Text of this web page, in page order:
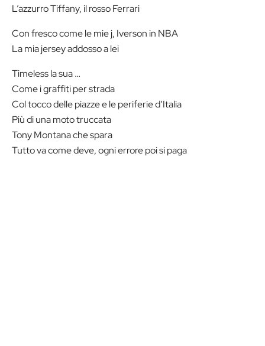
L’azzurro Tiffany, il rosso Ferrari
Con fresco come le mie j, Iverson in NBA
La mia jersey addosso a lei
Timeless la sua …
Come i graffiti per strada
Col tocco delle piazze e le periferie d’Italia
Più di una moto truccata
Tony Montana che spara
Tutto va come deve, ogni errore poi si paga